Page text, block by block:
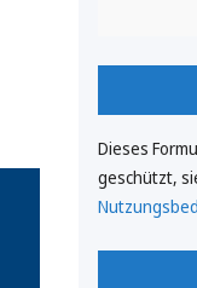
Dieses
geschützt,